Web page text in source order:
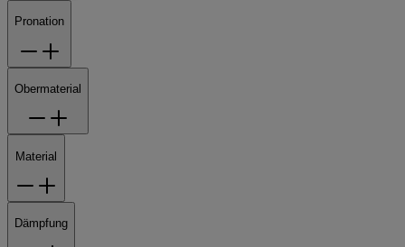
Pronation
Obermaterial
Material
Dämpfung